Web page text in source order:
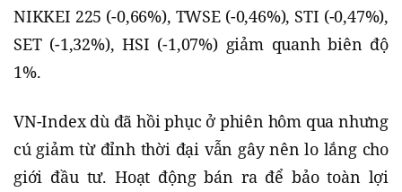
NIKKEI 225 (-0,66%), TWSE (-0,46%), STI (-0,47%),
SET (-1,32%), HSI (-1,07%) giảm quanh biên độ
1%.
VN-Index dù đã hồi phục ở phiên hôm qua nhưng
cú giảm từ đỉnh thời đại vẫn gây nên lo lắng cho
giới đầu tư. Hoạt động bán ra để bảo toàn lợi